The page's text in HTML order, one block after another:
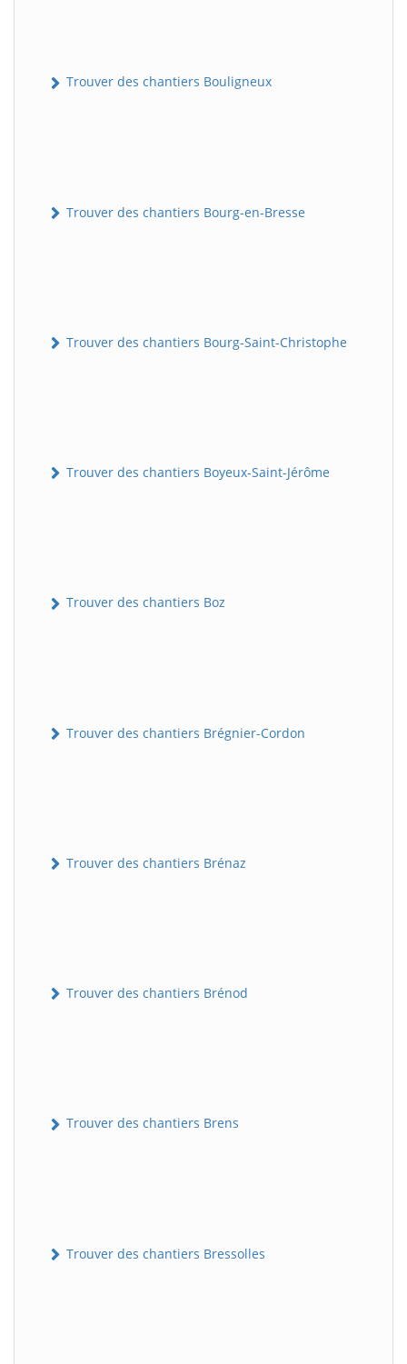
Trouver des chantiers Bouligneux
Trouver des chantiers Bourg-en-Bresse
Trouver des chantiers Bourg-Saint-Christophe
Trouver des chantiers Boyeux-Saint-Jérôme
Trouver des chantiers Boz
Trouver des chantiers Brégnier-Cordon
Trouver des chantiers Brénaz
Trouver des chantiers Brénod
Trouver des chantiers Brens
Trouver des chantiers Bressolles